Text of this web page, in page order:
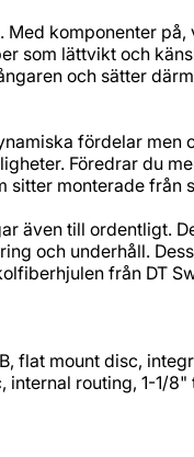
komponenter
som lättvikt och
och sätter
fördelar men
Föredrar du
monterade
även till ordentligt.
och underhåll.
från DT
flat mount disc,
routing, 1-1/